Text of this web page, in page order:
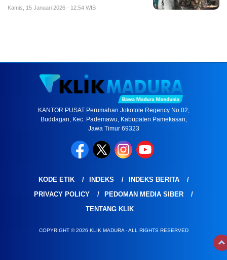
Kamis, 15 Januari 2026 - 12:54 WIB
KANTOR PUSAT Perumahan Jokotole Regency No.02,
Buddagan, Kec. Pademawu, Kabupaten Pamekasan,
Jawa Timur 69323
KODE ETIK INDEKS
INDEKS BERITA
PRIVACY POLICY
PEDOMAN MEDIA SIBER
TENTANG KLIK
COPYRIGHT © 2026 KLIK MADURA - ALL RIGHTS RESERVED